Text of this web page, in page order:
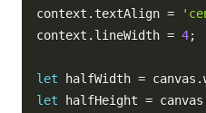
context .textAlign =
context . lineWidth = 4;
let halfWidth = canvas .
let halfHeight = canvas